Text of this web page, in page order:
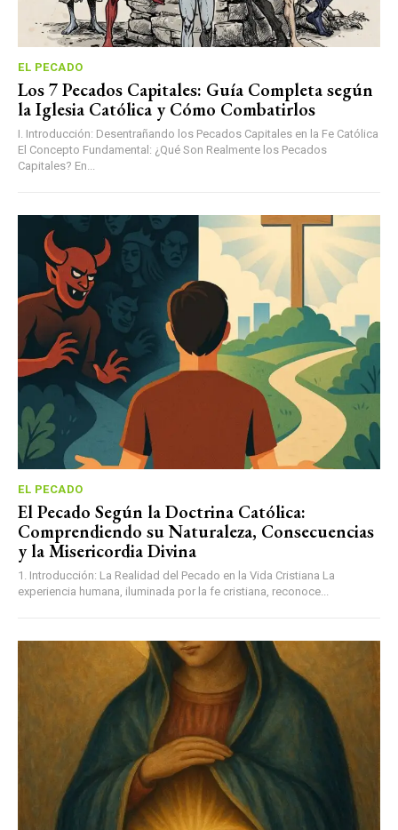
EL PECADO
Los 7 Pecados Capitales: Guía Completa según
la Iglesia Católica y Cómo Combatirlos
I. Introducción: Desentrañando los Pecados Capitales en la Fe Católica
El Concepto Fundamental: ¿Qué Son Realmente los Pecados
Capitales? En...
EL PECADO
El Pecado Según la Doctrina Católica:
Comprendiendo su Naturaleza, Consecuencias
y la Misericordia Divina
1. Introducción: La Realidad del Pecado en la Vida Cristiana La
experiencia humana, iluminada por la fe cristiana, reconoce...